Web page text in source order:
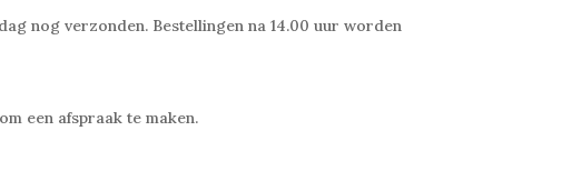
nog verzonden. Bestellingen na 14.00 uur worden
een afspraak te maken.